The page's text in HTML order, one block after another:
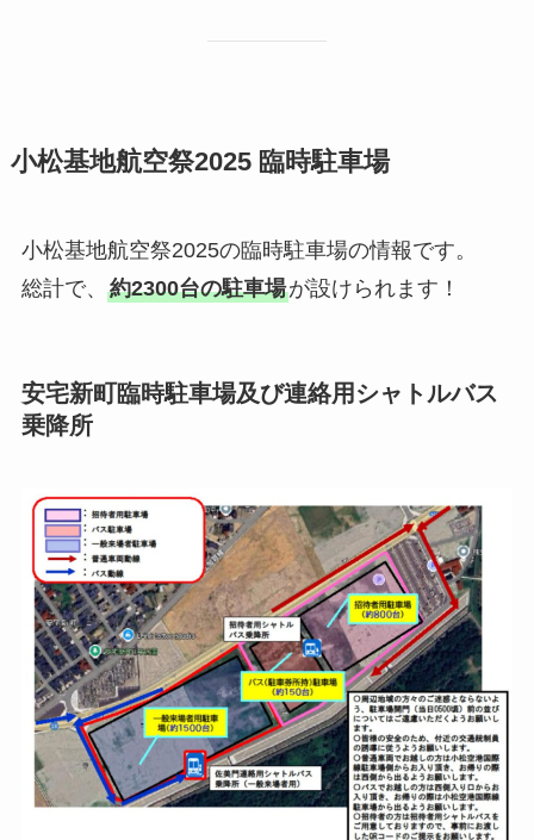
小松基地航空祭2025 臨時駐車場
小松基地航空祭2025の臨時駐車場の情報です。
総計で、 約2300台の駐車場が設けられます！
安宅新町臨時駐車場及び連絡用シャトルバス
乗降所